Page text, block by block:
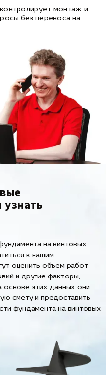
монтаж и
без переноса на
узнать
на винтовых
к нашим
оценить объем работ,
и другие факторы,
основе этих данных они
смету и предоставить
фундамента на винтовых